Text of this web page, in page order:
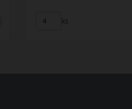
ks